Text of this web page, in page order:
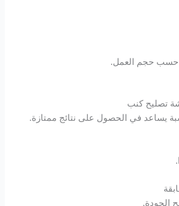
حسب حجم العمل.
تصليح كنب
يساعد في الحصول على نتائج ممتازة.
الجودة.